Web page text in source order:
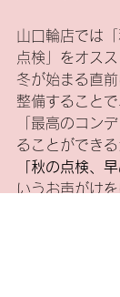
山口輪店では
点検」をオスス
冬が始まる直
整備すること
「最高のコン
ることができる
「秋の点検、
いうお声がけ